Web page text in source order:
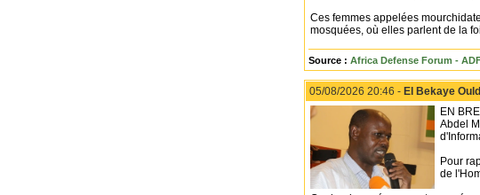
Ces femmes appelées
mosquées, où elles parlent de la
Source : Africa Defense Forum -
05/08/2026 20:46 - El Bekaye
EN
Abdel
Pour
de